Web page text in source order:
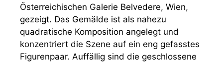
Österreichischen Galerie Belvedere, Wien,
gezeigt. Das Gemälde ist als nahezu
quadratische Komposition angelegt und
konzentriert die Szene auf ein eng gefasstes
Figurenpaar. Auffällig sind die geschlossene